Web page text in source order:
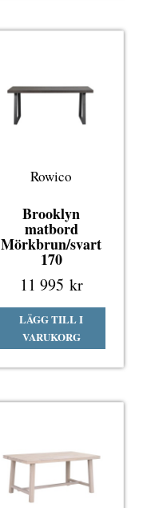
Rowico
Brooklyn
matbord
Mörkbrun/svart
170
11 995 kr
LÄGG TILL I
VARUKORG